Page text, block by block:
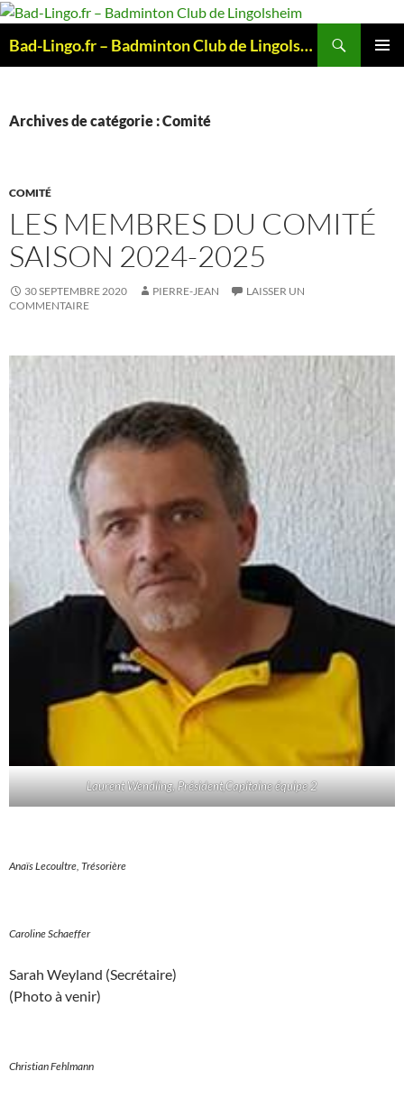
Aller
contenu
Bad-Lingo.fr – Badminton Club de Lingolsheim
Archives de catégorie : Comité
COMITÉ
LES MEMBRES DU COMITÉ
SAISON 2024-2025
30 SEPTEMBRE 2020 PIERRE-JEAN
LAISSER UN
COMMENTAIRE
Laurent Wendling, Président,Capitaine équipe 2
Anaïs Lecoultre, Trésorière
Caroline Schaeffer
Sarah Weyland (Secrétaire)
(Photo à venir)
Christian Fehlmann